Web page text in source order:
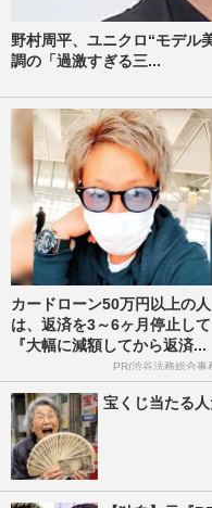
野村周平、ユニクロ“モデル
調の「過激すぎる三...
カードローン50万円以上の人
は、返済を3～6ヶ月停止して
『大幅に減額してから返済...
PR(渋谷法務総合事
宝くじ当たる